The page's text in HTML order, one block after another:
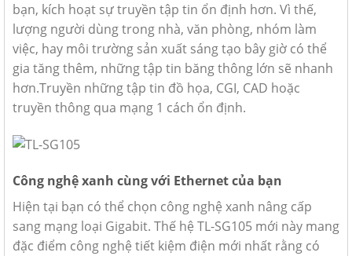
bạn, kích hoạt sự truyền tập tin ổn định hơn. Vì thế,
lượng người dùng trong nhà, văn phòng, nhóm làm
việc, hay môi trường sản xuất sáng tạo bây giờ có thể
gia tăng thêm, những tập tin băng thông lớn sẽ nhanh
hơn.Truyền những tập tin đồ họa, CGI, CAD hoặc
truyền thông qua mạng 1 cách ổn định.
Công nghệ xanh cùng với Ethernet của bạn
Hiện tại bạn có thể chọn công nghệ xanh nâng cấp
sang mạng loại Gigabit. Thế hệ TL-SG105 mới này mang
đặc điểm công nghệ tiết kiệm điện mới nhất rằng có